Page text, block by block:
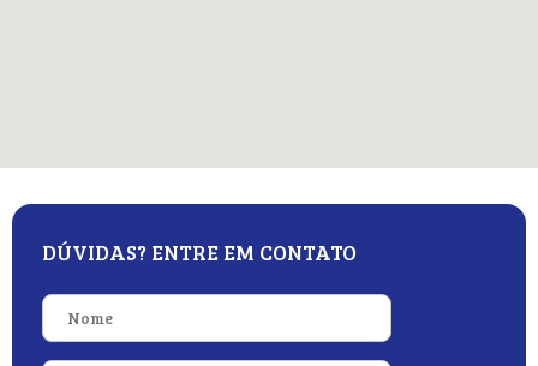
DÚVIDAS? ENTRE EM CONTATO